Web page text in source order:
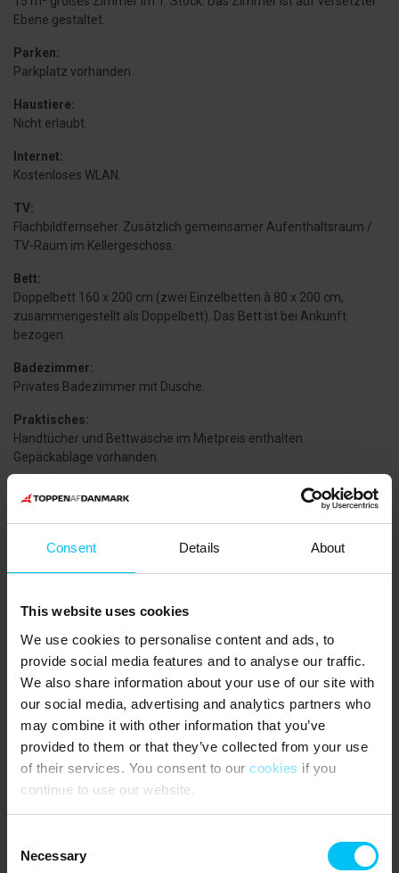
Consent Details About
This website uses cookies
We use cookies to personalise content and ads, to
provide social media features and to analyse our traffic.
We also share information about your use of our site with
our social media, advertising and analytics partners who
may combine it with other information that you’ve
provided to them or that they’ve collected from your use
of their services. You consent to our cookies if you
continue to use our website.
Selection
Necessary
Ebene gestaltet.
Parken:
Parkplatz vorhanden.
Haustiere:
Nicht erlaubt.
Internet:
Kostenloses WLAN.
TV:
Flachbildfernseher. Zusätzlich gemeinsamer Aufenthaltsraum /
TV-Raum im Kellergeschoss.
Bett:
Doppelbett 160 x 200 cm (zwei Einzelbetten à 80 x 200 cm,
zusammengestellt als Doppelbett). Das Bett ist bei Ankunft
bezogen.
Badezimmer:
Privates Badezimmer mit Dusche.
Praktisches:
Handtücher und Bettwäsche im Mietpreis enthalten.
Gepäckablage vorhanden.
Essen und Getränke:
Kühlschrank, in dem jedes Zimmer ein eigenes Fach zur
Verfügung hat.
Terrassen:
Die Terrassen sind Gemeinschaftsbereiche und werden mit
anderen Gästen geteilt. Zusätzlich große Rasenfläche / Sportplatz
mit Möglichkeiten für Ballspiele und andere Aktivitäten.
Fahrräder:
Fahrradverleih vor Ort.
Öffentliche Verkehrsmittel: